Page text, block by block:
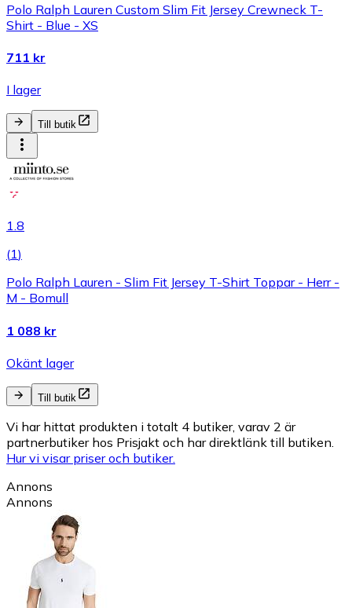
Polo Ralph Lauren Custom Slim Fit Jersey Crewneck T-
Shirt - Blue - XS
711 kr
I lager
Till butik
1.8
(1)
Polo Ralph Lauren - Slim Fit Jersey T-Shirt Toppar - Herr -
M - Bomull
1 088 kr
Okänt lager
Till butik
Vi har hittat produkten i totalt 4 butiker, varav 2 är
partnerbutiker hos Prisjakt och har direktlänk till butiken.
Hur vi visar priser och butiker.
Annons
Annons